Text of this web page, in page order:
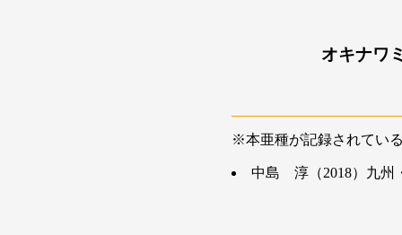
オキナワ
※本亜種が記録されてい
中島 淳（2018）九州